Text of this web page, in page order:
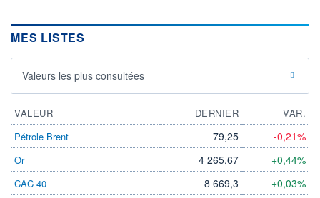
MES LISTES
Valeurs les plus consultées
VALEUR DERNIER
VAR.
Pétrole Brent
79,25 -0,21%
Or 4 265,67 +0,44%
CAC 40 8 669,3 +0,03%